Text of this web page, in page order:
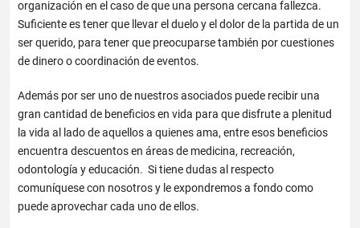
organización en el caso de que una persona cercana fallezca.
Suficiente es tener que llevar el duelo y el dolor de la partida de un
ser querido, para tener que preocuparse también por cuestiones
de dinero o coordinación de eventos.
Además por ser uno de nuestros asociados puede recibir una
gran cantidad de beneficios en vida para que disfrute a plenitud
la vida al lado de aquellos a quienes ama, entre esos beneficios
encuentra descuentos en áreas de medicina, recreación,
odontología y educación. Si tiene dudas al respecto
comuníquese con nosotros y le expondremos a fondo como
puede aprovechar cada uno de ellos.